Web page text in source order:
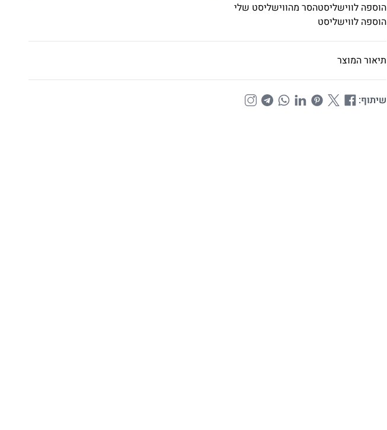
הוספה לווישליסטהסר מהווישליסט שלי
הוספה לווישליסט
תיאור המוצר
שיתוף: